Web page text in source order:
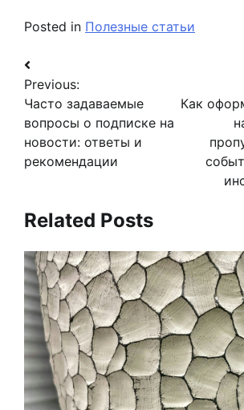
Posted in Полезные статьи
Навигация
по
записям
Previous:
Часто задаваемые
вопросы о подписке на
новости: ответы и
рекомендации
Как
Related Posts